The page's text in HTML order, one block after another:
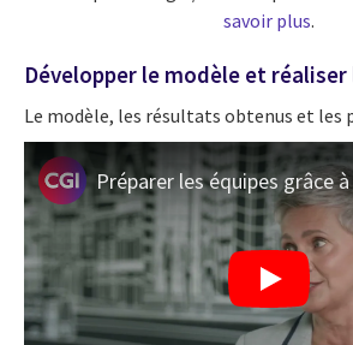
savoir plus.
Développer le modèle et réaliser
Le modèle, les résultats obtenus et les